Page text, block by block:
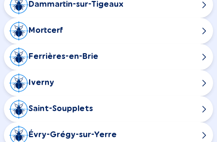
Dammartin-sur-Tigeaux
Mortcerf
Ferrières-en-Brie
Iverny
Saint-Soupplets
Évry-Grégy-sur-Yerre